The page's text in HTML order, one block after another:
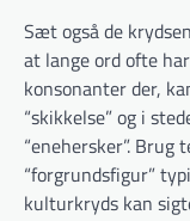
Sæt også de
at lange ord ofte
konsonanter der,
“skikkelse” og i
“enehersker”.
“forgrundsfigur”
kulturkryds kan